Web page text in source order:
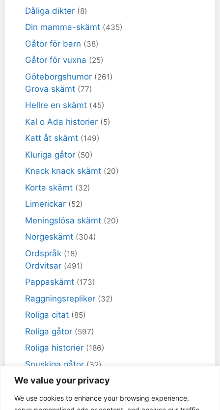
We value your privacy
We use cookies to enhance your browsing experience,
Dåliga dikter (8)
Din mamma-skämt (435)
Gåtor för barn (38)
Gåtor för vuxna (25)
Göteborgshumor (261)
Grova skämt (77)
Hellre en skämt (45)
Kal o Ada historier (5)
Katt åt skämt (149)
Kluriga gåtor (50)
Knack knack skämt (20)
Korta skämt (32)
Limerickar (52)
Meningslösa skämt (20)
Norgeskämt (304)
Ordspråk (18)
Ordvitsar (491)
Pappaskämt (173)
Raggningsrepliker (32)
Roliga citat (85)
Roliga gåtor (597)
Roliga historier (186)
Snuskiga gåtor (32)
Snuskiga skämt(98)
Sportskämt (18)